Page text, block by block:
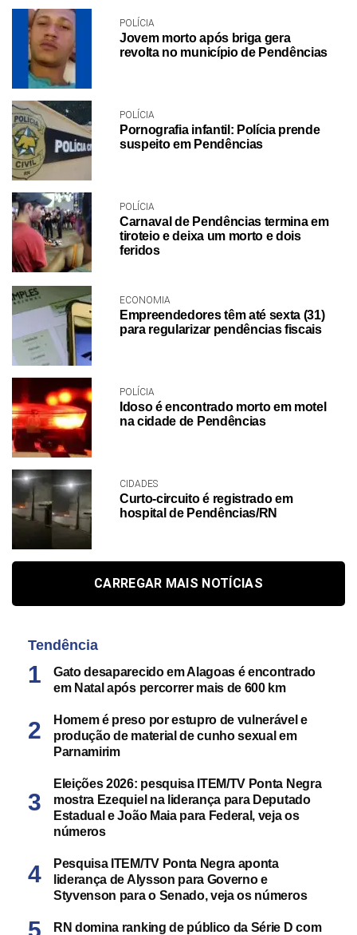
POLÍCIA
Jovem morto após briga gera
revolta no município de Pendências
POLÍCIA
Pornografia infantil: Polícia prende
suspeito em Pendências
POLÍCIA
Carnaval de Pendências termina em
tiroteio e deixa um morto e dois
feridos
ECONOMIA
Empreendedores têm até sexta (31)
para regularizar pendências fiscais
POLÍCIA
Idoso é encontrado morto em motel
na cidade de Pendências
CIDADES
Curto-circuito é registrado em
hospital de Pendências/RN
CARREGAR MAIS NOTÍCIAS
Tendência
Gato desaparecido em Alagoas é encontrado
em Natal após percorrer mais de 600 km
Homem é preso por estupro de vulnerável e
produção de material de cunho sexual em
Parnamirim
Eleições 2026: pesquisa ITEM/TV Ponta Negra
mostra Ezequiel na liderança para Deputado
Estadual e João Maia para Federal, veja os
números
Pesquisa ITEM/TV Ponta Negra aponta
liderança de Alysson para Governo e
Styvenson para o Senado, veja os números
RN domina ranking de público da Série D com